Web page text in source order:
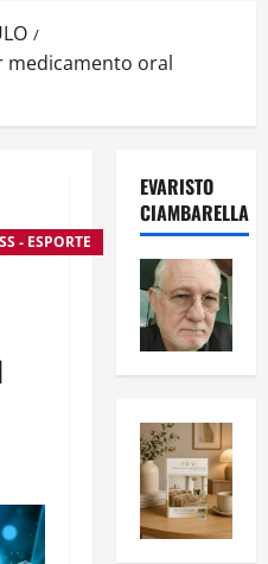
medicamento oral
- ESPORTE
EVARISTO
CIAMBARELLA